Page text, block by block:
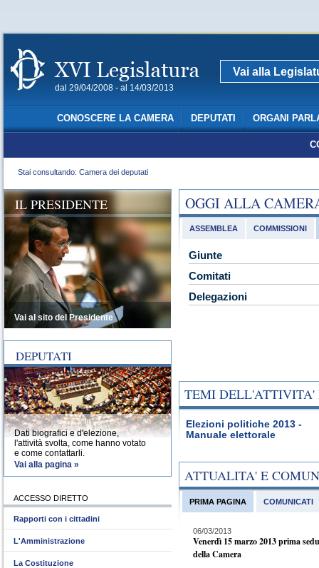
dal 29/04/2008 - al 14/03/2013
Vai alla
CONOSCERE LA CAMERA DEPUTATI ORGANI
Stai consultando: Camera dei deputati
OGGI ALLA
ASSEMBLEA COMMISSIONI
Giunte
Comitati
Delegazioni
TEMI DELL'ATTIVITA'
Elezioni politiche 2013 -
Manuale elettorale
ATTUALITA' E
PRIMA PAGINA
06/03/2013
Venerdì 15 marzo 2013 prima
della Camera
COMUNICATI
IL PRESIDENTE
Vai al sito del Presidente
DEPUTATI
Dati biografici e d'elezione,
l'attività svolta, come hanno votato
e come contattarli.
Vai alla pagina »
ACCESSO DIRETTO
Rapporti con i cittadini
L'Amministrazione
La Costituzione